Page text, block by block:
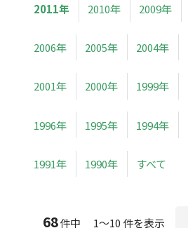
2011年 2010年 2009年
2006年 2005年 2004年
2001年 2000年 1999年
1996年 1995年 1994年
1991年 1990年 すべて
68件中 1～10 件を表示